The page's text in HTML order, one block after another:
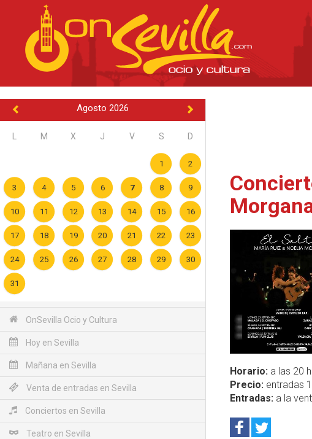
Agosto 2026
M X J V S D
1 2
3 4 5 6 7 8 9
10 11 12 13 14 15 16
17 18 19 20 21 22 23
24 25 26 27 28 29 30
31
OnSevilla Ocio y Cultura
Hoy en Sevilla
Mañana en Sevilla
Venta de entradas en Sevilla
Conciertos en Sevilla
Teatro en Sevilla
Horario: a las 20
Precio: entradas
Entradas: a la